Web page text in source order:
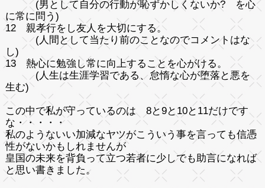
(男として自分の行動が恥ずかしくないか? を心
に常に問う)
12 親孝行をし友人を大切にする。
(人間として当たり前のことなのでコメントはな
し)
13 熱心に勉強し常に向上することを心がける。
(人生は生涯学習である、怠惰な心が堕落と悪を
生む)
この中で私が守っているのは 8と9と10と11だけです
な・・・・・
私のようないい加減なヤツがこういう事を言っても信憑
性がないかもしれませんが
皇国の未来を背負って立つ若者に少しでも助言になれば
と思い書きました。